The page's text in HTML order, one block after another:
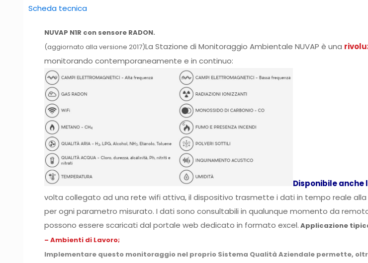
Scheda tecnica
NUVAP N1R con sensore RADON.
(aggiornato alla versione 2017)La Stazione di Monitoraggio Ambientale NUVAP è una
monitorando contemporaneamente e in continuo:
Disponibile anche
volta collegato ad una rete wifi attiva, il dispositivo trasmette i dati in tempo reale
per ogni parametro misurato. I dati sono consultabili in qualunque momento da
possono essere scaricati dal portale web dedicato in formato excel. Applicazione
– Ambienti di Lavoro;
Implementare questo monitoraggio nel proprio Sistema Qualità Aziendale permette,